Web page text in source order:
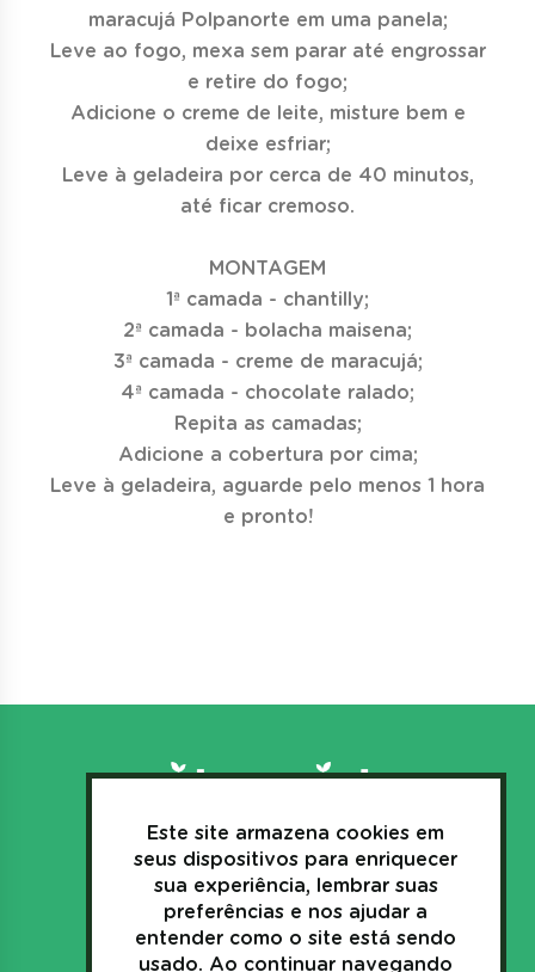
maracujá Polpanorte em uma panela;
Leve ao fogo, mexa sem parar até engrossar
e retire do fogo;
Adicione o creme de leite, misture bem e
deixe esfriar;
Leve à geladeira por cerca de 40 minutos,
até ficar cremoso.
MONTAGEM
1ª camada - chantilly;
2ª camada - bolacha maisena;
3ª camada - creme de maracujá;
4ª camada - chocolate ralado;
Repita as camadas;
Adicione a cobertura por cima;
Leve à geladeira, aguarde pelo menos 1 hora
e pronto!
+55(44)3635.1157
sac@polpanorte.com.br
Av. Industrial, 269
Japurá - Paraná - Brasil
Este site armazena cookies em
seus dispositivos para enriquecer
sua experiência, lembrar suas
preferências e nos ajudar a
entender como o site está sendo
usado. Ao continuar navegando